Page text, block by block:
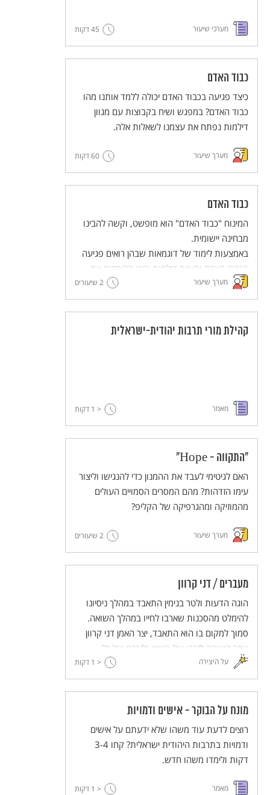
מערכי שיעור 45 דקות
כבוד האדם
כיצד פגיעה בכבוד האדם יכולה ללמד אותנו מהו
כבוד האדם? במפגש ושיח בקבוצות עם מגוון
דילמות נפתח את עצמנו לשאלות אלה.
מערך שיעור 60 דקות
כבוד האדם
המינוח "כבוד האדם" הוא מופשט, וקשה להבינו
מבחינה יישומית.
באמצעות לימוד של דוגמאות שבהן רואים פגיעה
בכבוד האדם והצגת דילמות יכירו הלומדים את
הבסיס לזכויות האדם. למידה זו תוביל אותנו
לחשיבה משותפת – מה אפשר לעשות כדי לקדם
את הערך של שמירה על כבודו של כל אדם.
מערך שיעור 2 שיעורים
קהילת מורי תרבות יהודית-ישראלית
מאמר < 1 דקות
"התקווה - Hope"
האם לגיטימי לעבד את ההמנון כדי להנגישו וליצור
עימו הזדהות? מהם המסרים הסמויים העולים
מהמוזיקה ומהגרפיקה של הקליפ?
מערך שיעור 2 שיעורים
מעברים / דני קרוון
הוגה הדעות ולטר בנימין התאבד במהלך ניסיונו
להימלט מהסכנות שארבו לחייו במהלך השואה.
סמוך למקום בו הוא התאבד, יצר האמן דני קרוון
אתר הנצחה לזכרו של בנימין ולזכרם של כל
הפליטים שנאלצו להימלט מאימת המשטר הנאצי.
על היצירה < 1 דקות
מונח על הבוקר - אישים ודמויות
רוצים לדעת עוד משהו שלא ידעתם על אישים
ודמויות בתרבות היהודית ישראלית? קחו 3-4
דקות ולימדו משהו חדש.
מאמר < 1 דקות